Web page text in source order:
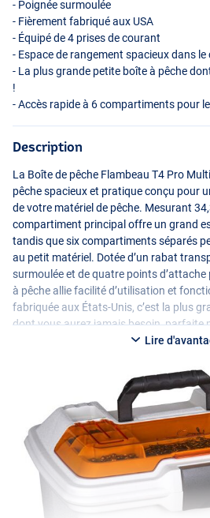
- Poignée surmoulée
- Fièrement fabriqué aux USA
- Équipé de 4 prises de courant
- Espace de rangement spacieux dans
- La plus grande petite boîte à pêche
!
- Accès rapide à 6 compartiments pour
Description
La Boîte de pêche Flambeau T4 Pro
pêche spacieux et pratique conçu pour
de votre matériel de pêche. Mesurant
compartiment principal offre un grand
tandis que six compartiments séparés
au petit matériel. Dotée d’un rabat
surmoulée et de quatre points
à pêche allie facilité d’utilisation et
fabriquée aux États-Unis, c’est la plus
dont vous aurez jamais besoin, parfaite
apprécie la vue d’ensemble et l’efficacité !
Lire